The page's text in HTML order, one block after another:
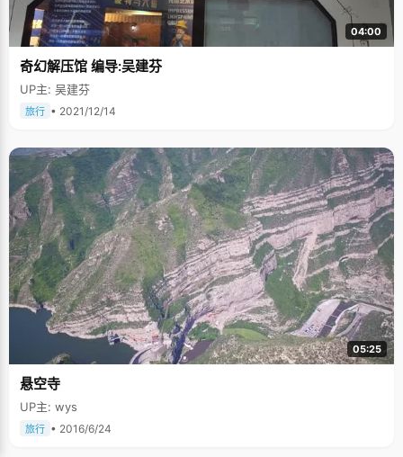
04:00
奇幻解压馆 编导:吴建芬
UP主: 吴建芬
旅行 • 2021/12/14
05:25
悬空寺
UP主: wys
旅行 • 2016/6/24